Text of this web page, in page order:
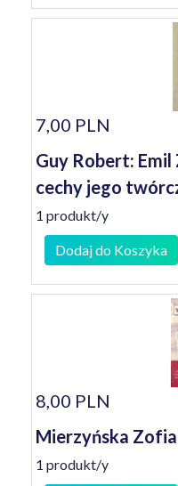
7,00 PLN
Guy Robert: Emil
cechy jego
1 produkt/y
Dodaj do Koszyka
8,00 PLN
Mierzyńska
1 produkt/y